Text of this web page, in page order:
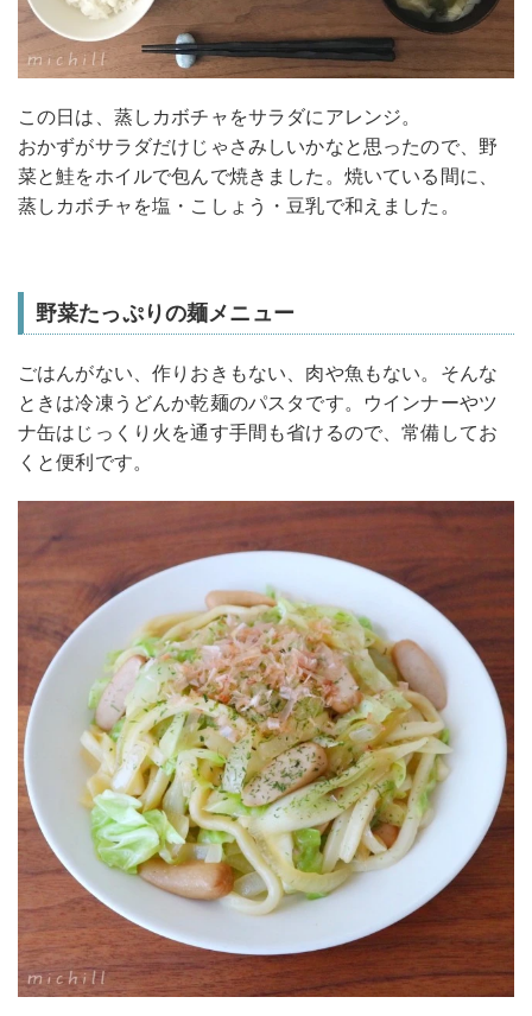
この日は、蒸しカボチャをサラダにアレンジ。
おかずがサラダだけじゃさみしいかなと思ったので、野
菜と鮭をホイルで包んで焼きました。焼いている間に、
蒸しカボチャを塩・こしょう・豆乳で和えました。
野菜たっぷりの麺メニュー
ごはんがない、作りおきもない、肉や魚もない。そんな
ときは冷凍うどんか乾麺のパスタです。ウインナーやツ
ナ缶はじっくり火を通す手間も省けるので、常備してお
くと便利です。